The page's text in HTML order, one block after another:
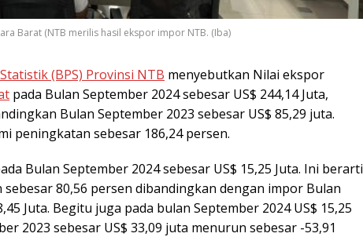
Barat (NTB merilis hasil ekspor impor NTB. (Iba)
(BPS) Provinsi NTB menyebutkan Nilai ekspor
pada Bulan September 2024 sebesar US$ 244,14 Juta,
Bulan September 2023 sebesar US$ 85,29 juta.
peningkatan sebesar 186,24 persen.
Bulan September 2024 sebesar US$ 15,25 Juta. Ini berarti
80,56 persen dibandingkan dengan impor Bulan
Juta. Begitu juga pada bulan September 2024 US$ 15,25
2023 sebesar US$ 33,09 juta menurun sebesar -53,91